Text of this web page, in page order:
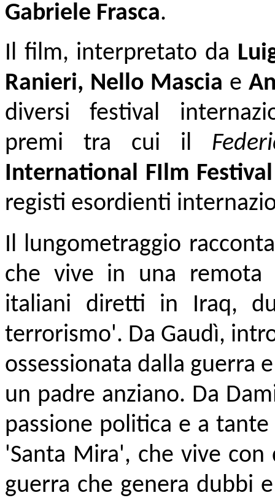
Gabriele Frasca.
Il film, interpretato da
Ranieri, Nello Mascia e
diversi festival
premi tra cui il
International FIlm Festival
registi esordienti
Il lungometraggio
che vive in una remota
italiani diretti in Iraq,
terrorismo'. Da Gaudì,
ossessionata dalla guerra
un padre anziano. Da
passione politica e a
'Santa Mira', che vive
guerra che genera dubbi